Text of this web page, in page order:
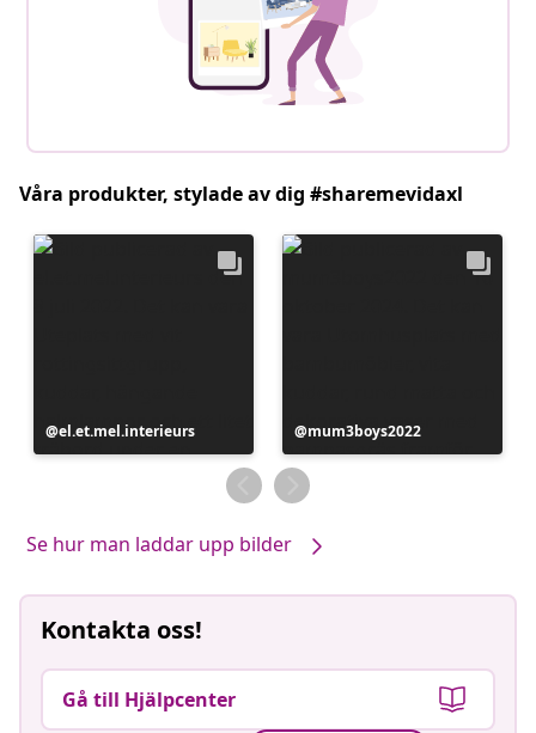
Våra produkter, stylade av dig #sharemevidaxl
Inlägg
publicerat
el.et.mel.interieurs
Inlägg
publicerat
av
mum3boys2022
Se hur man laddar upp bilder
Kontakta oss!
Gå till Hjälpcenter